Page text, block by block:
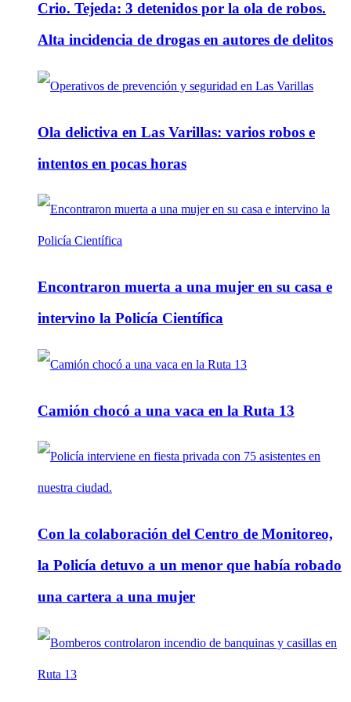
Crio. Tejeda: 3 detenidos por la ola de robos.
Alta incidencia de drogas en autores de delitos
Ola delictiva en Las Varillas: varios robos e
intentos en pocas horas
Encontraron muerta a una mujer en su casa e
intervino la Policía Científica
Camión chocó a una vaca en la Ruta 13
Con la colaboración del Centro de Monitoreo,
la Policía detuvo a un menor que había robado
una cartera a una mujer